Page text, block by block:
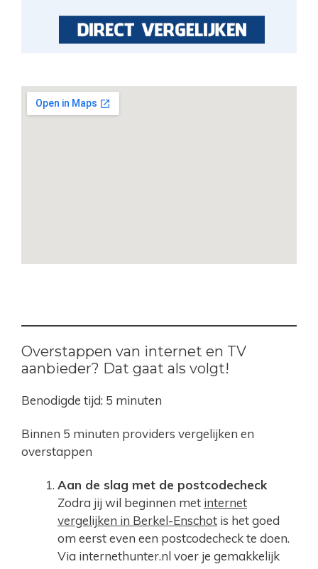
Overstappen van internet en TV
aanbieder? Dat gaat als volgt!
Benodigde tijd: 5 minuten
Binnen 5 minuten providers vergelijken en
overstappen
Aan de slag met de postcodecheck
Zodra jij wil beginnen met internet
vergelijken in Berkel-Enschot is het goed
om eerst even een postcodecheck te doen.
Via internethunter.nl voer je gemakkelijk